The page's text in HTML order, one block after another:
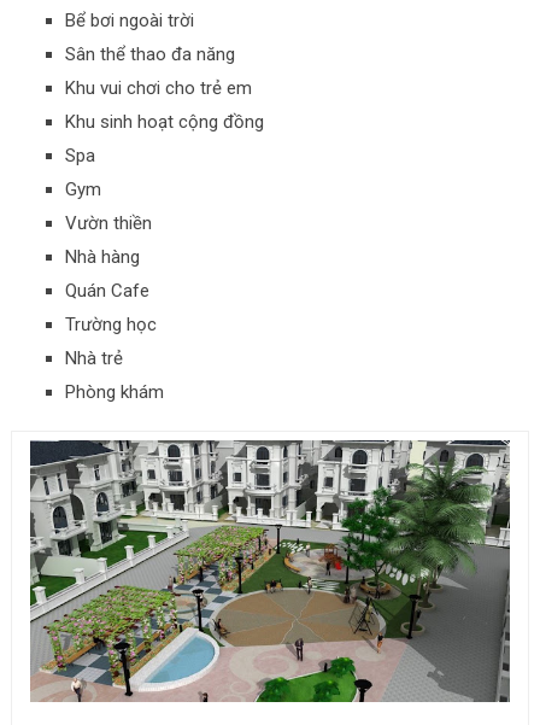
Bể bơi ngoài trời
Sân thể thao đa năng
Khu vui chơi cho trẻ em
Khu sinh hoạt cộng đồng
Spa
Gym
Vườn thiền
Nhà hàng
Quán Cafe
Trường học
Nhà trẻ
Phòng khám